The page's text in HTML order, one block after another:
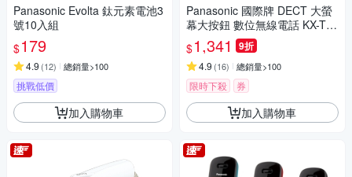
Panasonic Evolta 鈦元素電池3
號10入組
$179
4.9 (12) 總銷量>100
挑戰低價
加入購物車
Panasonic 國際牌 DECT 大螢
幕大按鈕 數位無線電話 KX-TG
U110
$1,341 9折
4.9 (16) 總銷量>100
限時下殺 券
加入購物車